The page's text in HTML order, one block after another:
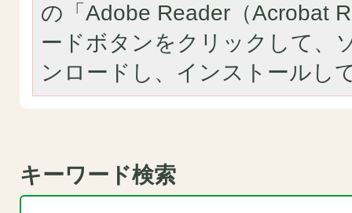
の「Adobe Reader（Acrobat
ードボタンをクリックして、
ンロードし、インストールし
キーワード検索